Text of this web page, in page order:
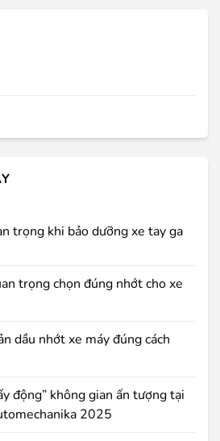
trọng khi bảo dưỡng xe tay ga
trọng chọn đúng nhớt cho xe
dầu nhớt xe máy đúng cách
động” không gian ấn tượng tại
2025